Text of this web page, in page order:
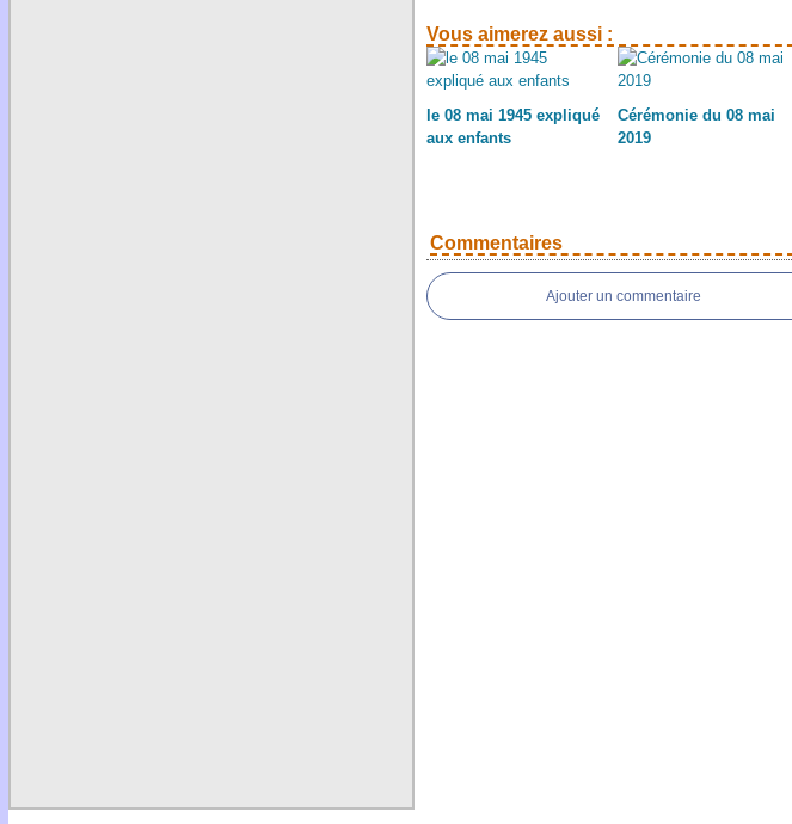
Vous aimerez aussi :
le 08 mai 1945 expliqué
aux enfants
Cérémonie du 08 mai
2019
Commentaires
Ajouter un commentaire